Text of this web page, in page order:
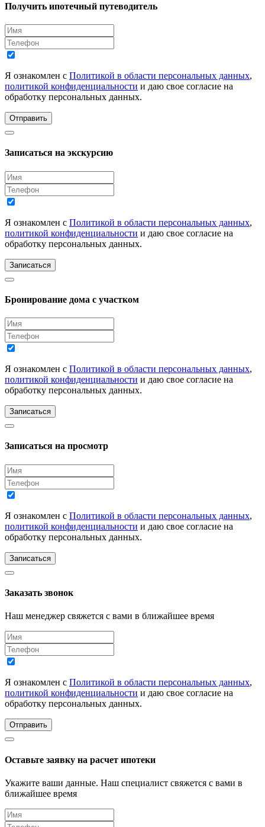
Получить ипотечный путеводитель
Я ознакомлен с Политикой в области персональных данных,
политикой конфиденциальности и даю свое согласие на
обработку персональных данных.
Отправить
Записаться на экскурсию
Я ознакомлен с Политикой в области персональных данных,
политикой конфиденциальности и даю свое согласие на
обработку персональных данных.
Записаться
Бронирование дома с участком
Я ознакомлен с Политикой в области персональных данных,
политикой конфиденциальности и даю свое согласие на
обработку персональных данных.
Записаться
Записаться на просмотр
Я ознакомлен с Политикой в области персональных данных,
политикой конфиденциальности и даю свое согласие на
обработку персональных данных.
Записаться
Заказать звонок
Наш менеджер свяжется с вами в ближайшее время
Я ознакомлен с Политикой в области персональных данных,
политикой конфиденциальности и даю свое согласие на
обработку персональных данных.
Отправить
Оставьте заявку на расчет ипотеки
Укажите ваши данные. Наш специалист свяжется с вами в
ближайшее время